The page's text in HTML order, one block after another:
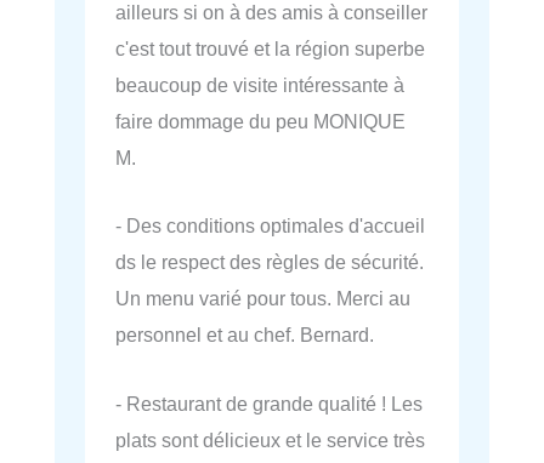
ailleurs si on à des amis à conseiller
c'est tout trouvé et la région superbe
beaucoup de visite intéressante à
faire dommage du peu MONIQUE
M.
- Des conditions optimales d'accueil
ds le respect des règles de sécurité.
Un menu varié pour tous. Merci au
personnel et au chef. Bernard.
- Restaurant de grande qualité ! Les
plats sont délicieux et le service très